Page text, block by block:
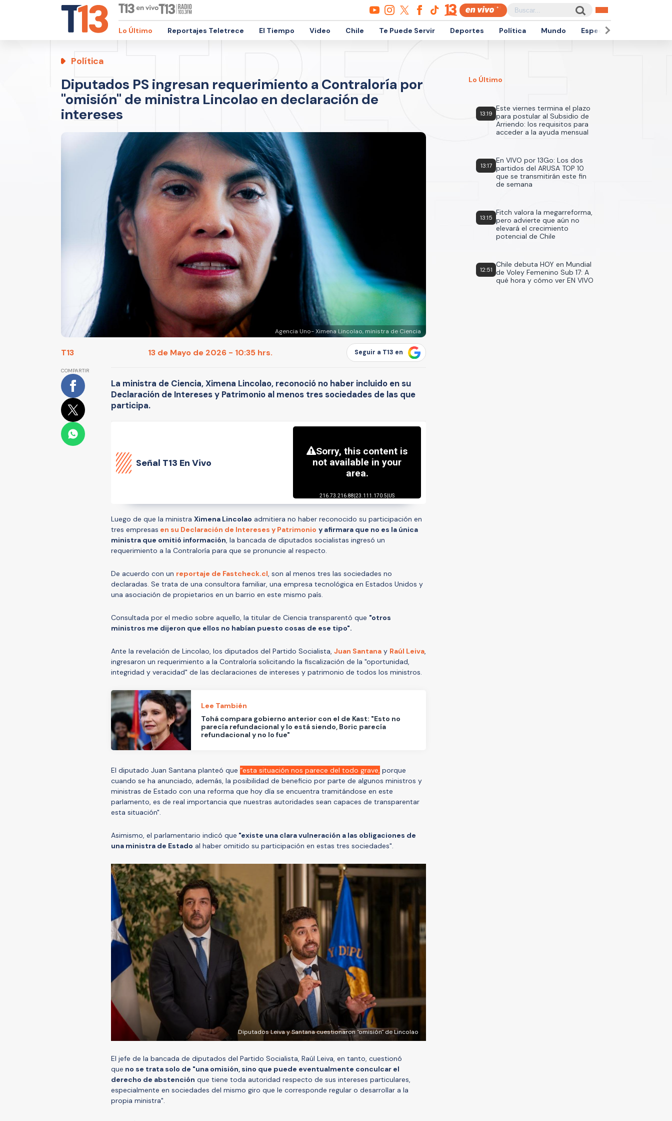
Lo Último Reportajes Teletrece El Tiempo Video Chile Te Puede Servir Deportes Política Mundo Espectáculos
Política
Diputados PS ingresan requerimiento a Contraloría por
"omisión" de ministra Lincolao en declaración de
intereses
Agencia Uno- Ximena Lincolao, ministra de Ciencia
T13 13 de Mayo de 2026 - 10:35 hrs. Seguir a T13 en
COMPARTIR
La ministra de Ciencia, Ximena Lincolao, reconoció no haber incluido en su
Declaración de Intereses y Patrimonio al menos tres sociedades de las que
participa.
Señal T13 En Vivo
Luego de que la ministra Ximena Lincolao admitiera no haber reconocido su participación en
tres empresas en su Declaración de Intereses y Patrimonio y afirmara que no es la única
ministra que omitió información, la bancada de diputados socialistas ingresó un
requerimiento a la Contraloría para que se pronuncie al respecto.
De acuerdo con un reportaje de Fastcheck.cl, son al menos tres las sociedades no
declaradas. Se trata de una consultora familiar, una empresa tecnológica en Estados Unidos y
una asociación de propietarios en un barrio en este mismo país.
Consultada por el medio sobre aquello, la titular de Ciencia transparentó que "otros
ministros me dijeron que ellos no habían puesto cosas de ese tipo".
Ante la revelación de Lincolao, los diputados del Partido Socialista, Juan Santana y Raúl Leiva,
ingresaron un requerimiento a la Contraloría solicitando la fiscalización de la "oportunidad,
integridad y veracidad" de las declaraciones de intereses y patrimonio de todos los ministros.
Lee También
Tohá compara gobierno anterior con el de Kast: "Esto no
parecía refundacional y lo está siendo, Boric parecía
refundacional y no lo fue"
El diputado Juan Santana planteó que “esta situación nos parece del todo grave, porque
cuando se ha anunciado, además, la posibilidad de beneficio por parte de algunos ministros y
ministras de Estado con una reforma que hoy día se encuentra tramitándose en este
parlamento, es de real importancia que nuestras autoridades sean capaces de transparentar
esta situación".
Asimismo, el parlamentario indicó que "existe una clara vulneración a las obligaciones de
una ministra de Estado al haber omitido su participación en estas tres sociedades".
Diputados Leiva y Santana cuestionaron "omisión" de Lincolao
El jefe de la bancada de diputados del Partido Socialista, Raúl Leiva, en tanto, cuestionó
que no se trata solo de "una omisión, sino que puede eventualmente conculcar el
derecho de abstención que tiene toda autoridad respecto de sus intereses particulares,
especialmente en sociedades del mismo giro que le corresponde regular o desarrollar a la
propia ministra".
Lo Último
13:19
Este viernes termina el plazo
para postular al Subsidio de
Arriendo: los requisitos para
acceder a la ayuda mensual
13:17
En VIVO por 13Go: Los dos
partidos del ARUSA TOP 10
que se transmitirán este fin
de semana
13:15
Fitch valora la megarreforma,
pero advierte que aún no
elevará el crecimiento
potencial de Chile
12:51
Chile debuta HOY en Mundial
de Voley Femenino Sub 17: A
qué hora y cómo ver EN VIVO